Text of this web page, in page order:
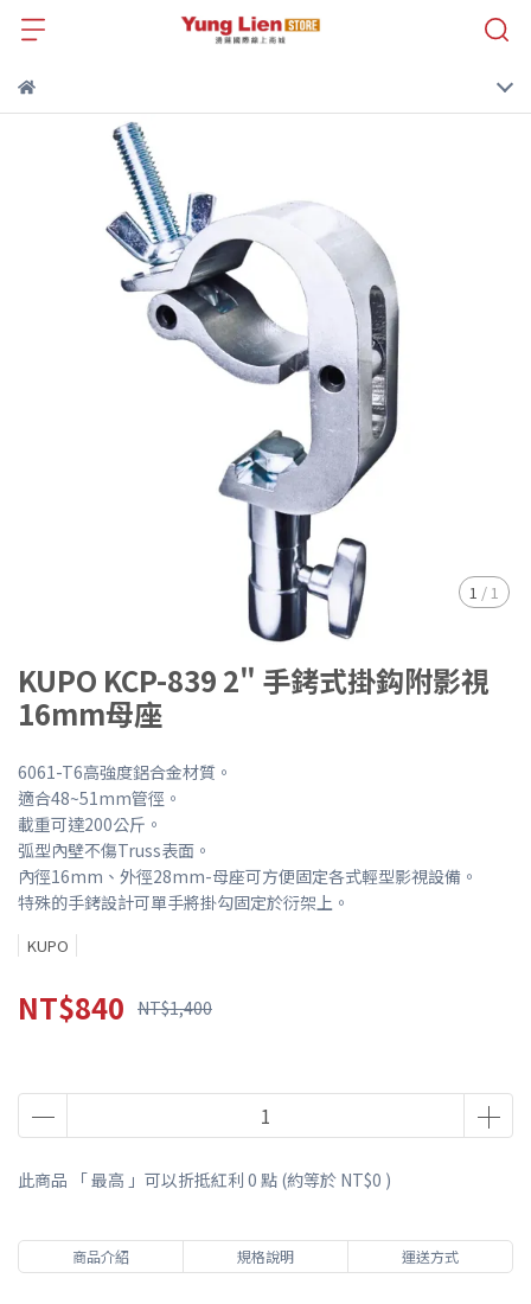
1 / 1
KUPO KCP-839 2" 手銬式掛鈎附影視
16mm母座
6061-T6高強度鋁合金材質。
適合48~51mm管徑。
載重可達200公斤。
弧型內壁不傷Truss表面。
內徑16mm、外徑28mm-母座可方便固定各式輕型影視設備。
特殊的手銬設計可單手將掛勾固定於衍架上。
KUPO
NT$840 NT$1,400
此商品 「 最高 」可以折抵紅利 0 點 (約等於 NT$0 )
商品介紹 規格說明 運送方式